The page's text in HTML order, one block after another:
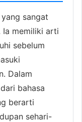
sangat
Ia memiliki arti
sebelum
Dalam
bahasa
berarti
sehari-